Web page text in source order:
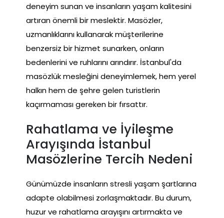
deneyim sunan ve insanların yaşam kalitesini
artıran önemli bir meslektir. Masözler,
uzmanlıklarını kullanarak müşterilerine
benzersiz bir hizmet sunarken, onların
bedenlerini ve ruhlarını arındırır. İstanbul'da
masözlük mesleğini deneyimlemek, hem yerel
halkın hem de şehre gelen turistlerin
kaçırmaması gereken bir fırsattır.
Rahatlama ve İyileşme
Arayışında İstanbul
Masözlerine Tercih Nedeni
Günümüzde insanların stresli yaşam şartlarına
adapte olabilmesi zorlaşmaktadır. Bu durum,
huzur ve rahatlama arayışını artırmakta ve